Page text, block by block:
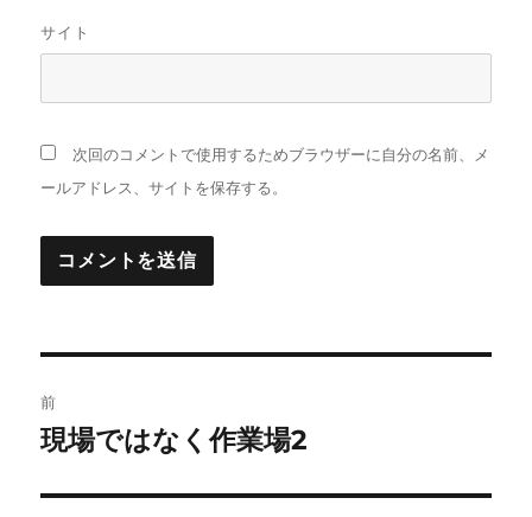
サイト
次回のコメントで使用するためブラウザーに自分の名前、メ
ールアドレス、サイトを保存する。
R
A
I
稿
前
前
投
現場ではなく作業場2